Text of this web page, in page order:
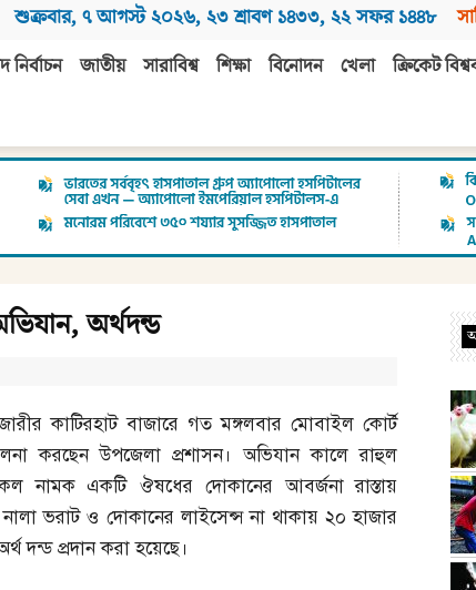
শুক্রবার, ৭ আগস্ট ২০২৬, ২৩ শ্রাবণ ১৪৩৩, ২২ সফর ১৪৪৮
জাতীয় সারাবিশ্ব শিক্ষা বিনোদন খেলা ক্রিকেট
অর্থদন্ড
কাটিরহাট বাজারে গত মঙ্গলবার মোবাইল কোর্ট
করছেন উপজেলা প্রশাসন। অভিযান কালে রাহুল
নামক একটি ঔষধের দোকানের আবর্জনা রাস্তায়
ভরাট ও দোকানের লাইসেন্স না থাকায় ২০ হাজার
দন্ড প্রদান করা হয়েছে।